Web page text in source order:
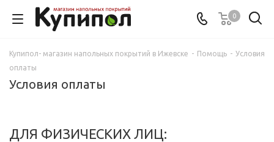
0
Купипол- магазин напольных покрытий в Ижевске - Помощь - Условия
оплаты
Условия оплаты
ДЛЯ ФИЗИЧЕСКИХ ЛИЦ: